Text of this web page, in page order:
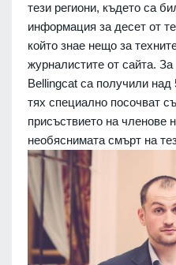
тези региони, където са
информация за десет от
който знае нещо за
журналистите от сайта.
Bellingcat са получили
тях специално посочват
присъствието на членове
необяснимата смърт на